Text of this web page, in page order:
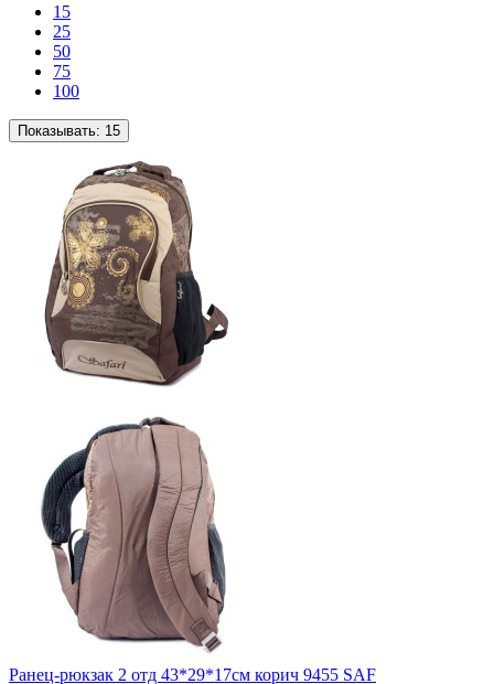
15
25
50
75
100
Показывать: 15
Ранец-рюкзак 2 отд 43*29*17см корич 9455 SAF